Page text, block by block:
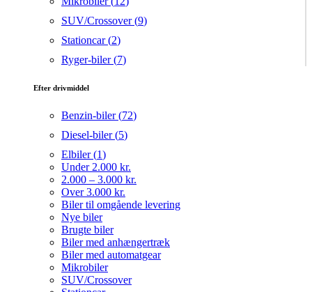
SUV/Crossover (9)
Stationcar (2)
Ryger-biler (7)
Efter drivmiddel
Benzin-biler (72)
Diesel-biler (5)
Elbiler (1)
Under 2.000 kr.
2.000 – 3.000 kr.
Over 3.000 kr.
Biler til omgående levering
Nye biler
Brugte biler
Biler med anhængertræk
Biler med automatgear
Mikrobiler
SUV/Crossover